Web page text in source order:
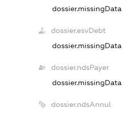
dossier.missingData
dossier.esvDebt
dossier.missingData
dossier.ndsPayer
dossier.missingData
dossier.ndsAnnul